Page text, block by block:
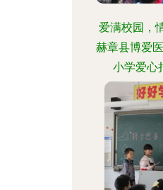
爱满校园，
赫章县博爱
小学爱心